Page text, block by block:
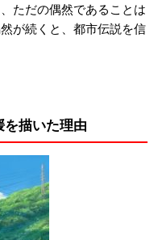
ただの偶然であることは
が続くと、都市伝説を信
描いた理由